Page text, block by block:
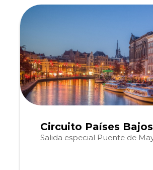
Circuito Países
Salida especial Puente de